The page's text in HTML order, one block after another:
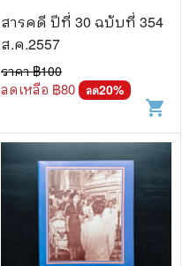
สารคดี ปีที่ 30 ฉบับที่ 354
ส.ค.2557
ราคา ฿100
ลดเหลือ ฿80 ลด20%
shopping_cart